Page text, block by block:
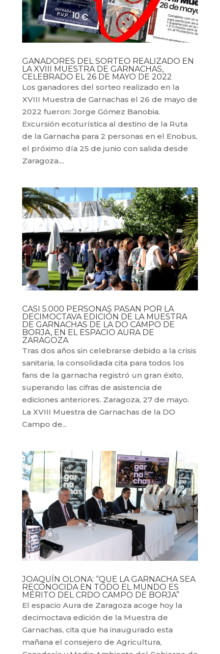
GANADORES DEL SORTEO REALIZADO EN
LA XVIII MUESTRA DE GARNACHAS,
CELEBRADO EL 26 DE MAYO DE 2022
Los ganadores del sorteo realizado en la
XVIII Muestra de Garnachas el 26 de mayo de
2022 fueron: Jorge Gómez Banobia.
Excursión ecoturística al destino de la Ruta
de la Garnacha para 2 personas en el Enobus,
el próximo día 25 de junio con salida desde
Zaragoza....
CASI 5.000 PERSONAS PASAN POR LA
DECIMOCTAVA EDICIÓN DE LA MUESTRA
DE GARNACHAS DE LA DO CAMPO DE
BORJA, EN EL ESPACIO AURA DE
ZARAGOZA
Tras dos años sin celebrarse debido a la crisis
sanitaria, la consolidada cita para todos los
fans de la garnacha registró un gran éxito,
superando las cifras de asistencia de
ediciones anteriores. Zaragoza, 27 de mayo.
La XVIII Muestra de Garnachas de la DO
Campo de...
JOAQUÍN OLONA: “QUE LA GARNACHA SEA
RECONOCIDA EN TODO EL MUNDO ES
MÉRITO DEL CRDO CAMPO DE BORJA”
El espacio Aura de Zaragoza acoge hoy la
decimoctava edición de la Muestra de
Garnachas, cita que ha inaugurado esta
mañana el consejero de Agricultura,